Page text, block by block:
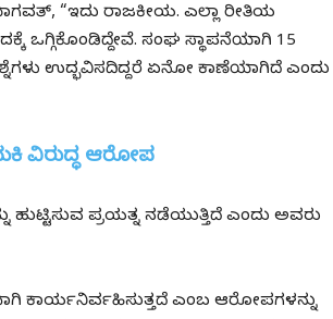
“ಇದು ರಾಜಕೀಯ. ಎಲ್ಲಾ ರೀತಿಯ
ಒಗ್ಗಿಕೊಂಡಿದ್ದೇವೆ. ಸಂಘ ಸ್ಥಾಪನೆಯಾಗಿ 15
ಉದ್ಭವಿಸದಿದ್ದರೆ ಏನೋ ಕಾಣೆಯಾಗಿದೆ ಎಂದು
ವಿರುದ್ಧ ಆರೋಪ
ಪ್ರಯತ್ನ ನಡೆಯುತ್ತಿದೆ ಎಂದು ಅವರು
ಕಾರ್ಯನಿರ್ವಹಿಸುತ್ತದೆ ಎಂಬ ಆರೋಪಗಳನ್ನು